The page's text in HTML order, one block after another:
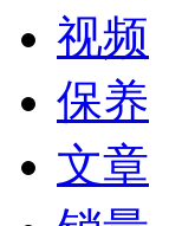
视频
保养
文章